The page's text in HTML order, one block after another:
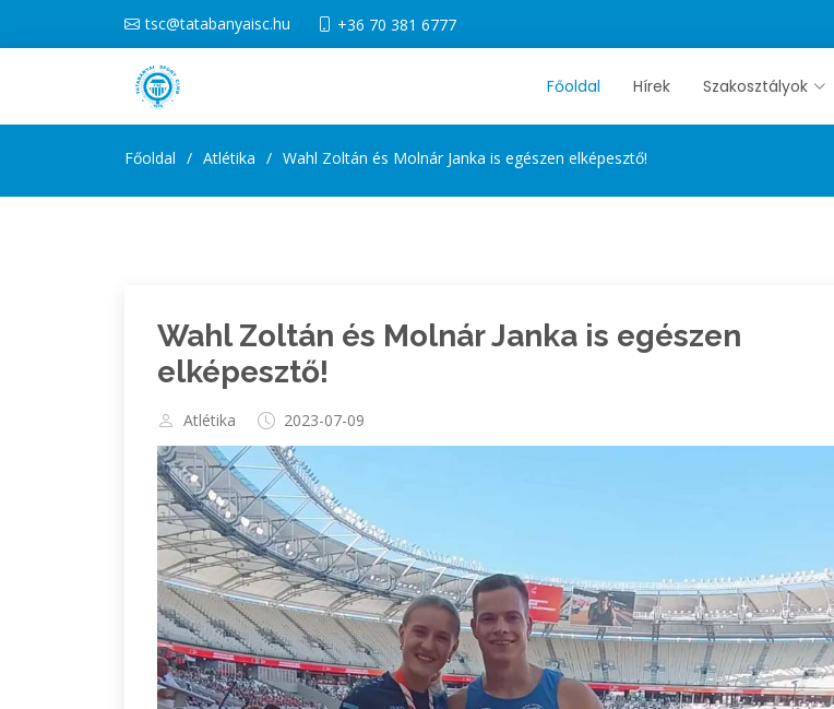
tsc@tatabanyaisc.hu +36 70 381 6777
Főoldal Hírek Szakosztályok
Főoldal Atlétika Wahl Zoltán és Molnár Janka is egészen elképesztő!
Wahl Zoltán és Molnár Janka is egészen
elképesztő!
Atlétika 2023-07-09